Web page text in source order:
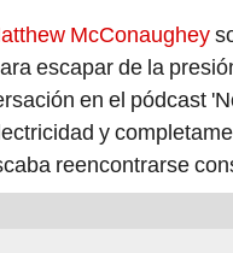
McConaughey
escapar de la
en el pódcast
y
reencontrarse